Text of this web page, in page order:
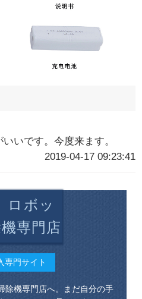
いです。今度来ます。
2019-04-17 09:23:41
ボッ
専門店
専門サイト
除機専門店へ。まだ自分の手